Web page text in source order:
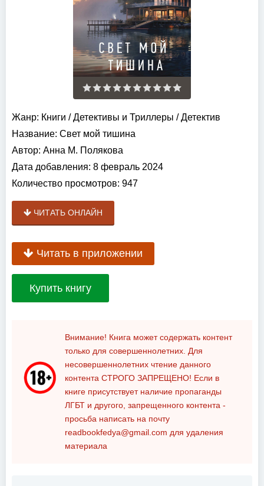
Жанр: Книги /Детективы и Триллеры /Детектив
Название: Свет мой тишина
Автор: Анна М. Полякова
Дата добавления: 8 февраль 2024
Количество просмотров: 947
ЧИТАТЬ ОНЛАЙН
Читать в приложении
Купить книгу
Внимание! Книга может содержать контент
только для совершеннолетних. Для
несовершеннолетних чтение данного
контента СТРОГО ЗАПРЕЩЕНО! Если в
книге присутствует наличие пропаганды
ЛГБТ и другого, запрещенного контента -
просьба написать на почту
readbookfedya@gmail.com для удаления
материала